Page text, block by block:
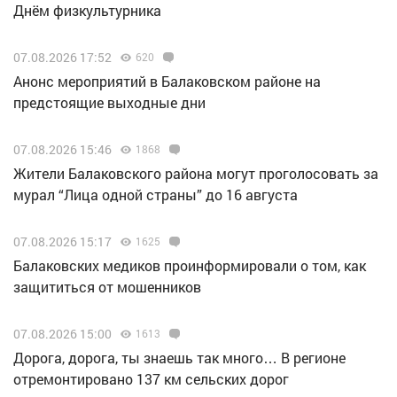
Днём физкультурника
07.08.2026 17:52 620
Анонс мероприятий в Балаковском районе на
предстоящие выходные дни
07.08.2026 15:46 1868
Жители Балаковского района могут проголосовать за
мурал “Лица одной страны” до 16 августа
07.08.2026 15:17 1625
Балаковских медиков проинформировали о том, как
защититься от мошенников
07.08.2026 15:00 1613
Дорога, дорога, ты знаешь так много… В регионе
отремонтировано 137 км сельских дорог